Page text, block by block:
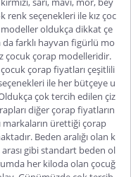
renk seçenekleri ile kız çoc
modeller oldukça dikkat çe
farklı hayvan figürlü mo
çocuk çorap modelleridir.
çocuk çorap fiyatlarıçeşitlili
ile her bütçeye u
çok tercih edilen çiz
diğer çorap fiyatların
ürettiği çorap
Beden aralığı olan k
gibi standart beden ol
her kiloda olan çocuğ